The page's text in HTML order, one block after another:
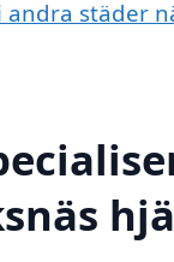
städer